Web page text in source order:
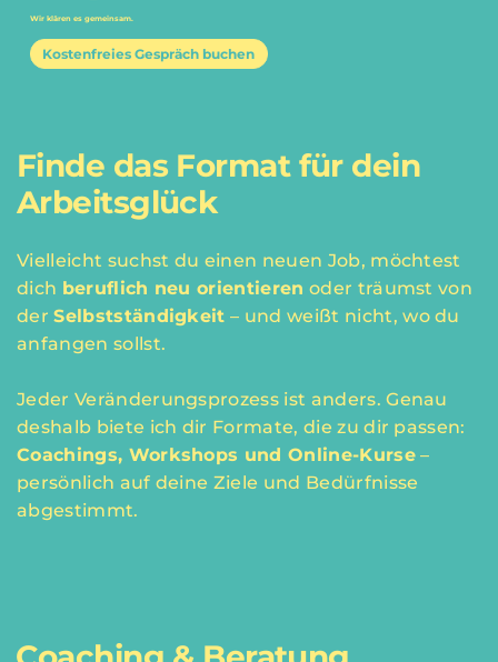
Wir klären es gemeinsam.
Kostenfreies Gespräch buchen
Finde das Format für dein
Arbeitsglück
Vielleicht suchst du einen neuen Job, möchtest
dich beruflich neu orientieren oder träumst von
derSelbstständigkeit – und weißt nicht, wo du
anfangen sollst.
Jeder Veränderungsprozess ist anders. Genau
deshalb biete ich dir Formate, die zu dir passen:
Coachings, Workshops und Online-Kurse–
persönlich auf deine Ziele und Bedürfnisse
abgestimmt.